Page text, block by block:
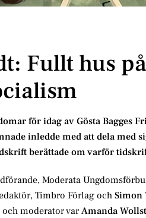
Fullt hus
för idag av Gösta Bagges
inledde med att dela med
berättade om varför
Moderata
Timbro Förlag och Simon
moderator varAmanda